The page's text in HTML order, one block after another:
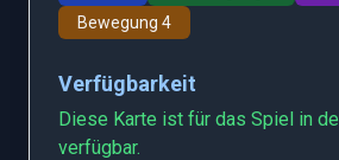
Bewegung 4
Verfügbarkeit
Diese Karte ist für das Spiel in
verfügbar.